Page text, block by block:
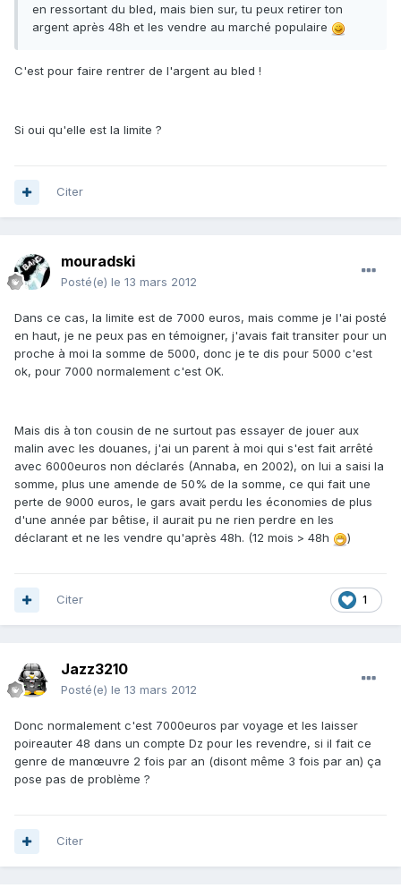
en ressortant du bled, mais bien sur, tu peux retirer ton
argent après 48h et les vendre au marché populaire
C'est pour faire rentrer de l'argent au bled !
Si oui qu'elle est la limite ?
Citer
mouradski
Posté(e) le 13 mars 2012
Dans ce cas, la limite est de 7000 euros, mais comme je l'ai posté
en haut, je ne peux pas en témoigner, j'avais fait transiter pour un
proche à moi la somme de 5000, donc je te dis pour 5000 c'est
ok, pour 7000 normalement c'est OK.
Mais dis à ton cousin de ne surtout pas essayer de jouer aux
malin avec les douanes, j'ai un parent à moi qui s'est fait arrêté
avec 6000euros non déclarés (Annaba, en 2002), on lui a saisi la
somme, plus une amende de 50% de la somme, ce qui fait une
perte de 9000 euros, le gars avait perdu les économies de plus
d'une année par bêtise, il aurait pu ne rien perdre en les
déclarant et ne les vendre qu'après 48h. (12 mois > 48h
)
1
Citer
Jazz3210
Posté(e) le 13 mars 2012
Donc normalement c'est 7000euros par voyage et les laisser
poireauter 48 dans un compte Dz pour les revendre, si il fait ce
genre de manœuvre 2 fois par an (disont même 3 fois par an) ça
pose pas de problème ?
Citer